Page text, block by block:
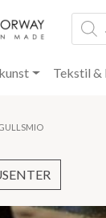
search
Tekstil